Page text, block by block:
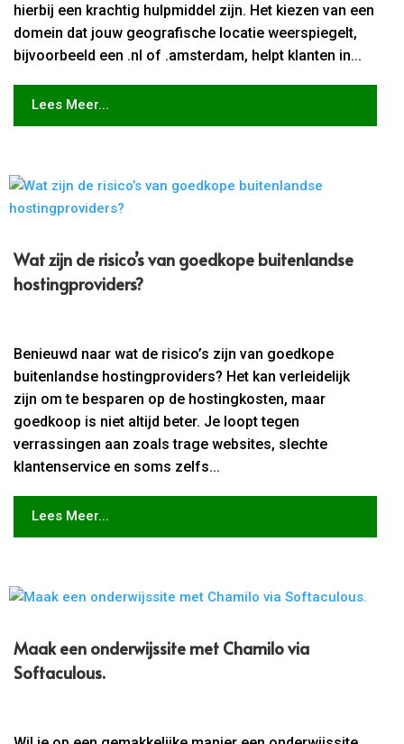
hierbij een krachtig hulpmiddel zijn. Het kiezen van een
domein dat jouw geografische locatie weerspiegelt,
bijvoorbeeld een .nl of .amsterdam, helpt klanten in...
Lees Meer...
Wat zijn de risico’s van goedkope buitenlandse
hostingproviders?
Benieuwd naar wat de risico’s zijn van goedkope
buitenlandse hostingproviders? Het kan verleidelijk
zijn om te besparen op de hostingkosten, maar
goedkoop is niet altijd beter. Je loopt tegen
verrassingen aan zoals trage websites, slechte
klantenservice en soms zelfs...
Lees Meer...
Maak een onderwijssite met Chamilo via
Softaculous.​